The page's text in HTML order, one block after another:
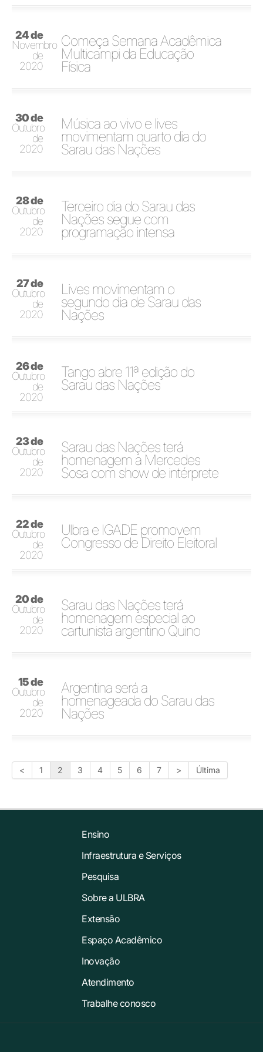
24 de
Novembro
de
2020
Começa Semana Acadêmica
Multicampi da Educação
Física
30 de
Outubro
de
2020
Música ao vivo e lives
movimentam quarto dia do
Sarau das Nações
28 de
Outubro
de
2020
Terceiro dia do Sarau das
Nações segue com
programação intensa
27 de
Outubro
de
2020
Lives movimentam o
segundo dia de Sarau das
Nações
26 de
Outubro
de
2020
Tango abre 11ª edição do
Sarau das Nações
23 de
Outubro
de
2020
Sarau das Nações terá
homenagem a Mercedes
Sosa com show de intérprete
22 de
Outubro
de
2020
Ulbra e IGADE promovem
Congresso de Direito Eleitoral
20 de
Outubro
de
2020
Sarau das Nações terá
homenagem especial ao
cartunista argentino Quino
15 de
Outubro
de
2020
Argentina será a
homenageada do Sarau das
Nações
< 1 2 3 4 5 6 7 > Última
Ensino
Infraestrutura e Serviços
Pesquisa
Sobre a ULBRA
Extensão
Espaço Acadêmico
Inovação
Atendimento
Trabalhe conosco